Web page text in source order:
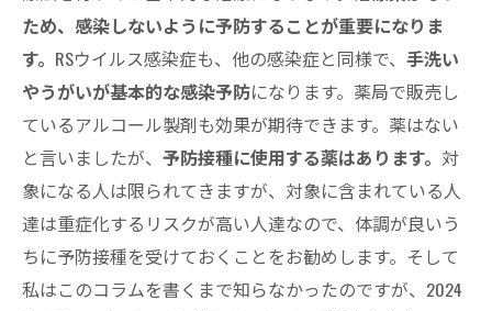
ため、感染しないように予防することが重要になりま
す。 RSウイルス感染症も、他の感染症と同様で、 手洗い
やうがいが基本的な感染予防になります。薬局で販売し
ているアルコール製剤も効果が期待できます。薬はない
と言いましたが、 予防接種に使用する薬はあります。 対
象になる人は限られてきますが、対象に含まれている人
達は重症化するリスクが高い人達なので、体調が良いう
ちに予防接種を受けておくことをお勧めします。そして
私はこのコラムを書くまで知らなかったのですが、2024